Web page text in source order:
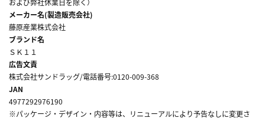
メーカー名(製造販売会社)
藤原産業株式会社
ブランド名
ＳＫ１１
広告文責
株式会社サンドラッグ/電話番号:0120-009-368
JAN
4977292976190
※パッケージ・デザイン・内容等は、リニューアルにより予告なしに変更さ